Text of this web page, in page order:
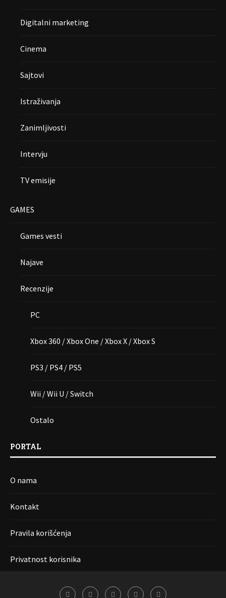
Digitalni marketing
Cinema
Sajtovi
Istraživanja
Zanimljivosti
Intervju
TV emisije
GAMES
Games vesti
Najave
Recenzije
PC
Xbox 360 / Xbox One / Xbox X / Xbox S
PS3 / PS4 / PS5
Wii / Wii U / Switch
Ostalo
PORTAL
O nama
Kontakt
Pravila korišćenja
Privatnost korisnika